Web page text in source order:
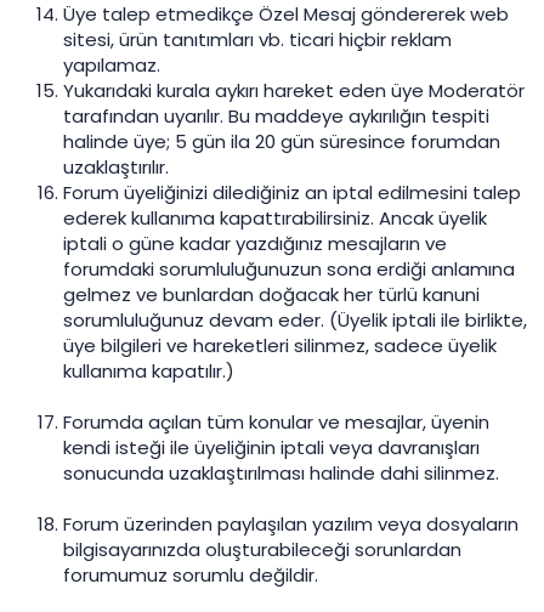
Üye talep etmedikçe Özel Mesaj göndererek web
sitesi, ürün tanıtımları vb. ticari hiçbir reklam
yapılamaz.
Yukarıdaki kurala aykırı hareket eden üye Moderatör
tarafından uyarılır. Bu maddeye aykırılığın tespiti
halinde üye; 5 gün ila 20 gün süresince forumdan
uzaklaştırılır.
Forum üyeliğinizi dilediğiniz an iptal edilmesini talep
ederek kullanıma kapattırabilirsiniz. Ancak üyelik
iptali o güne kadar yazdığınız mesajların ve
forumdaki sorumluluğunuzun sona erdiği anlamına
gelmez ve bunlardan doğacak her türlü kanuni
sorumluluğunuz devam eder. (Üyelik iptali ile birlikte,
üye bilgileri ve hareketleri silinmez, sadece üyelik
kullanıma kapatılır.)
Forumda açılan tüm konular ve mesajlar, üyenin
kendi isteği ile üyeliğinin iptali veya davranışları
sonucunda uzaklaştırılması halinde dahi silinmez.
Forum üzerinden paylaşılan yazılım veya dosyaların
bilgisayarınızda oluşturabileceği sorunlardan
forumumuz sorumlu değildir.